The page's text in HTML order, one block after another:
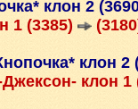
клон 2
1 (3385)
клон 2
Джексон- клон 1